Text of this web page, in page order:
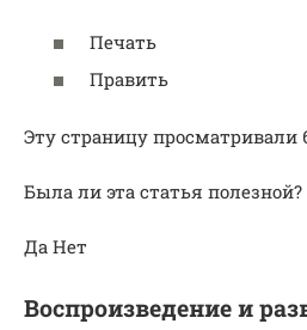
Печать
Править
Эту страницу просматривали
Была ли эта статья полезной?
Да Нет
Воспроизведение и